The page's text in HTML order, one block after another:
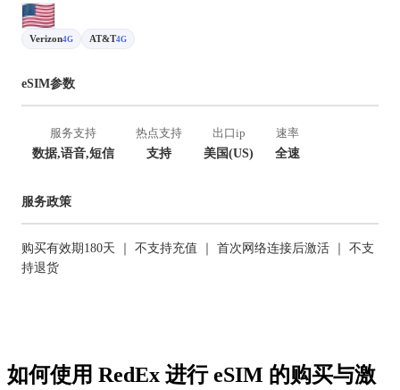
Verizon4G AT&T4G
eSIM参数
服务支持
数据,语音,短信
热点支持
支持
出口ip
美国(US)
速率
全速
服务政策
购买有效期180天 ｜ 不支持充值 ｜ 首次网络连接后激活 ｜ 不支
持退货
如何使用 RedEx 进行 eSIM 的购买与激